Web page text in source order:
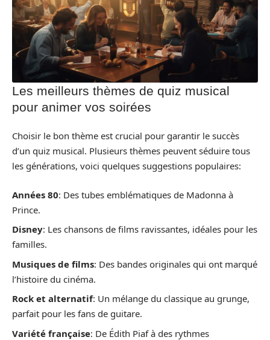
Les meilleurs thèmes de quiz musical
pour animer vos soirées
Choisir le bon thème est crucial pour garantir le succès
d’un quiz musical. Plusieurs thèmes peuvent séduire tous
les générations, voici quelques suggestions populaires:
Années 80: Des tubes emblématiques de Madonna à
Prince.
Disney: Les chansons de films ravissantes, idéales pour les
familles.
Musiques de films: Des bandes originales qui ont marqué
l’histoire du cinéma.
Rock et alternatif: Un mélange du classique au grunge,
parfait pour les fans de guitare.
Variété française: De Édith Piaf à des rythmes